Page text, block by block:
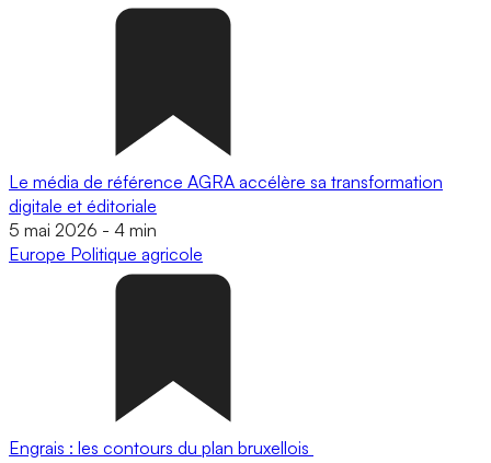
Le média de référence AGRA accélère sa transformation
digitale et éditoriale
5 mai 2026 - 4 min
Europe Politique agricole
Engrais : les contours du plan bruxellois